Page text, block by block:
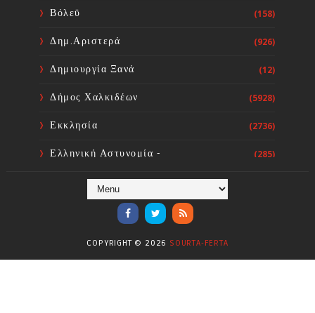
Βόλεϋ (158)
Δημ.Αριστερά (926)
Δημιουργία Ξανά (12)
Δήμος Χαλκιδέων (5928)
Εκκλησία (2736)
Ελληνική Αστυνομία -
(285)
Ενόργανη Γυμναστική
COPYRIGHT © 2026 SOURTA-FERTA